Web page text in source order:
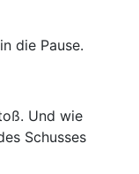
die Pause.
Und wie
Schusses